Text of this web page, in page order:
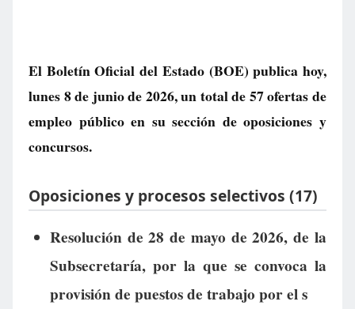
El Boletín Oficial del Estado (BOE) publica hoy,
lunes 8 de junio de 2026, un total de57 ofertas de
empleo públicoen su sección de oposiciones y
concursos.
Oposiciones y procesos selectivos (17)
Resolución de 28 de mayo de 2026, de la
Subsecretaría, por la que se convoca la
provisión de puestos de trabajo por el s